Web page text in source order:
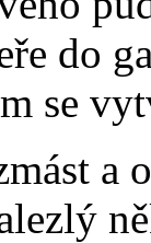
do
se